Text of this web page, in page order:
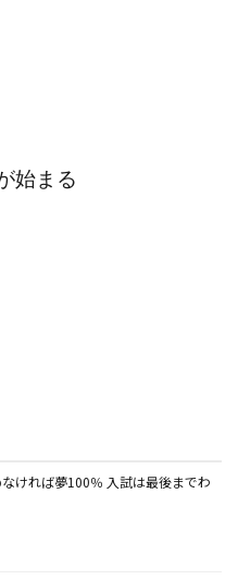
始まる
なければ夢100％ 入試は最後までわ